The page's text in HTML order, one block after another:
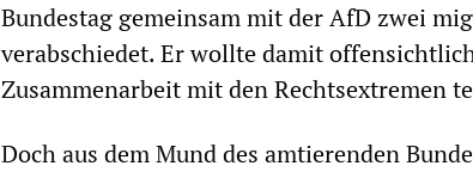
Bundestag gemeinsam mit der AfD zwei
verabschiedet. Er wollte damit
Zusammenarbeit mit den Rechtsextremen
Doch aus dem Mund des amtierenden